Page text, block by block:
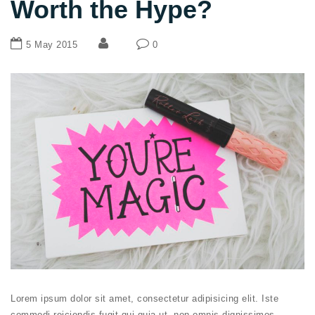
Worth the Hype?
5 May 2015 0
Lorem ipsum dolor sit amet, consectetur adipisicing elit. Iste